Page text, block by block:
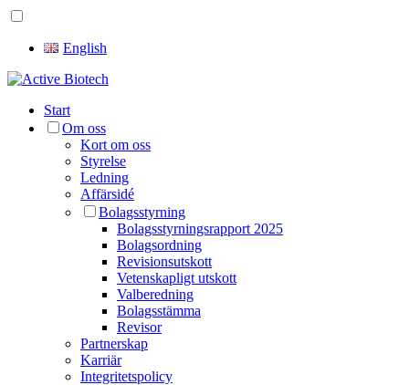
English
Start
Om oss
Kort om oss
Styrelse
Ledning
Affärsidé
Bolagsstyrning
Bolagsstyrningsrapport 2025
Bolagsordning
Revisionsutskott
Vetenskapligt utskott
Valberedning
Bolagsstämma
Revisor
Partnerskap
Karriär
Integritetspolicy